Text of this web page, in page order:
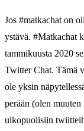
Jos #matkachat on
ystävä. #Matkachat
tammikuusta 2020
Twitter Chat. Tämä
ole yksin
perään (olen
ulkopuolisiin